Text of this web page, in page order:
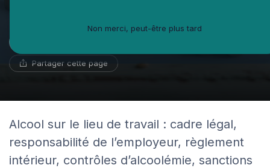
Partager cette page
Alcool sur le lieu de travail : cadre légal,
responsabilité de l’employeur, règlement
intérieur, contrôles d’alcoolémie, sanctions
Non merci, peut-être plus tard